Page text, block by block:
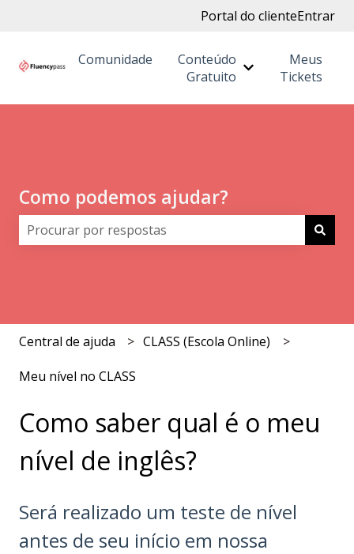
Portal do clienteEntrar
Comunidade
Conteúdo
Gratuito
Mostrar
Meus
Tickets
Como podemos ajudar?
Central de ajuda CLASS (Escola Online)
Meu nível no CLASS
Como saber qual é o meu
nível de inglês?
Será realizado um teste de nível
antes de seu início em nossa